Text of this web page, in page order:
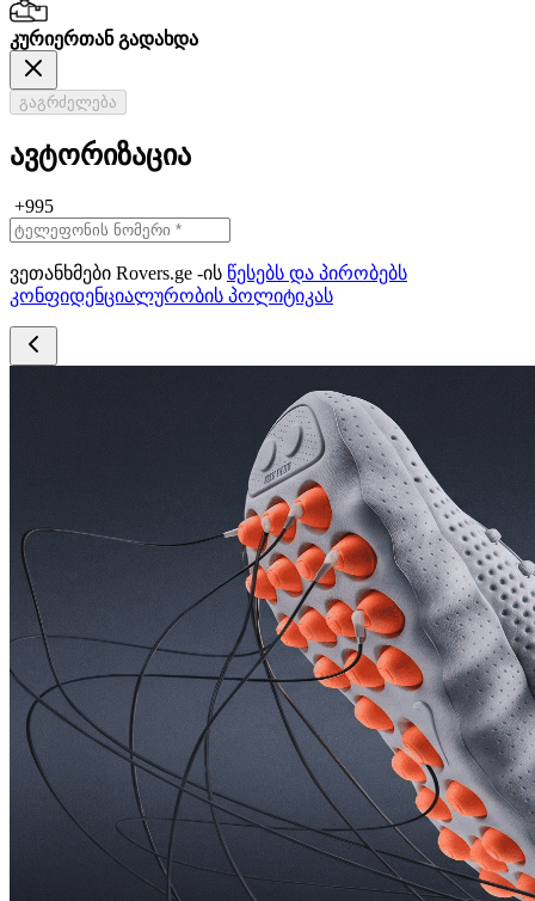
კურიერთან გადახდა
გაგრძელება
ავტორიზაცია
+995
ვეთანხმები Rovers.ge -ის წესებს და პირობებს
კონფიდენციალურობის პოლიტიკას